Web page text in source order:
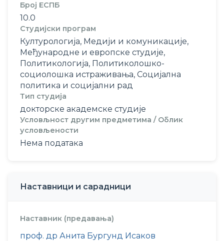
Број ЕСПБ
10.0
Студијски програм
Културологија, Медији и комуникације,
Међународне и европске студије,
Политикологија, Политиколошко-
социолошка истраживања, Социјална
политика и социјални рад
Тип студија
докторске академске студије
Условљност другим предметима / Облик
условљености
Нема података
Наставници и сарадници
Наставник (предавања)
проф. др Анита Бургунд Исаков